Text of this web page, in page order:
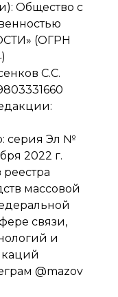
Общество с
(ОГРН
С.С.
серия Эл №
2022 г.
массовой
связи,
и
@mazov